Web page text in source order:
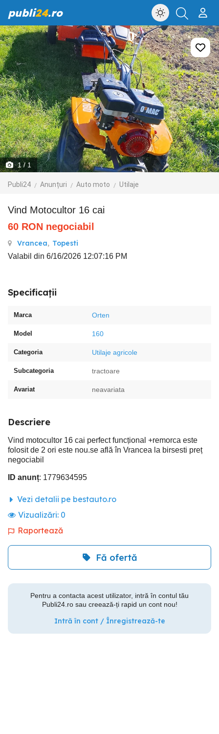
publi24.ro
1/ 1
Publi24 Anunțuri Auto moto Utilaje
Vind Motocultor 16 cai
60 RON negociabil
Vrancea, Topesti
Valabil din 6/16/2026 12:07:16 PM
Specificații
Marca Orten
Model 160
Categoria Utilaje agricole
Subcategoria tractoare
Avariat neavariata
Descriere
Vind motocultor 16 cai perfect funcțional +remorca este
folosit de 2 ori este nou.se află în Vrancea la birsesti preț
negociabil
ID anunț: 1779634595
Vezi detalii pe bestauto.ro
Vizualizări: 0
Raportează
Fă ofertă
Pentru a contacta acest utilizator, intră în contul tău
Publi24.ro sau creează-ți rapid un cont nou!
Intră în cont / Înregistrează-te